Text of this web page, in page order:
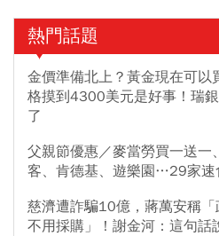
熱門話題
金價準備北上？黃金現在可以
格摸到4300美元是好事！瑞
了
父親節優惠／麥當勞買一送一
客、肯德基、遊樂園…29家速
慈濟遭詐騙10億，蔣萬安稱
不用採購」！謝金河：這句話